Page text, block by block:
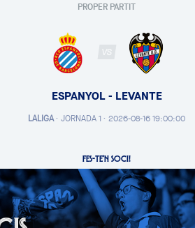
PROPER PARTIT
VS
ESPANYOL - LEVANTE
LALIGA· JORNADA 1 · 2026-08-16 19:00:00
FES-TE'N SOCI!